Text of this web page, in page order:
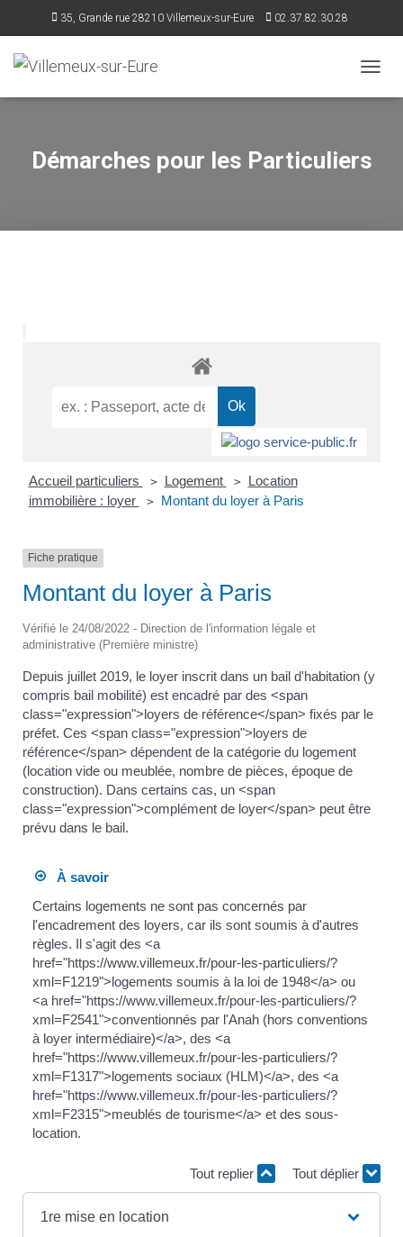
35, Grande rue 28210 Villemeux-sur-Eure 02.37.82.30.28
É
E
N
Démarches pour les Particuliers
Accueil particuliers > Logement >
Location
immobilière : loyer
> Montant du loyer à Paris
Fiche pratique
Montant du loyer à Paris
Vérifié le 24/08/2022 - Direction de l'information légale et
administrative (Première ministre)
Depuis juillet 2019, le loyer inscrit dans un bail d'habitation (y
compris bail mobilité) est encadré par des <span
class="expression">loyers de référence</span> fixés par le
préfet. Ces <span class="expression">loyers de
référence</span> dépendent de la catégorie du logement
(location vide ou meublée, nombre de pièces, époque de
construction). Dans certains cas, un <span
class="expression">complément de loyer</span> peut être
prévu dans le bail.
À savoir
Certains logements ne sont pas concernés par
l'encadrement des loyers, car ils sont soumis à d'autres
règles. Il s'agit des <a
href="https://www.villemeux.fr/pour-les-particuliers/?
xml=F1219">logements soumis à la loi de 1948</a> ou
<a href="https://www.villemeux.fr/pour-les-particuliers/?
xml=F2541">conventionnés par l'Anah (hors conventions
à loyer intermédiaire)</a>, des <a
href="https://www.villemeux.fr/pour-les-particuliers/?
xml=F1317">logements sociaux (HLM)</a>, des <a
href="https://www.villemeux.fr/pour-les-particuliers/?
xml=F2315">meublés de tourisme</a> et des sous-
location.
Tout replier Tout déplier
1re mise en location